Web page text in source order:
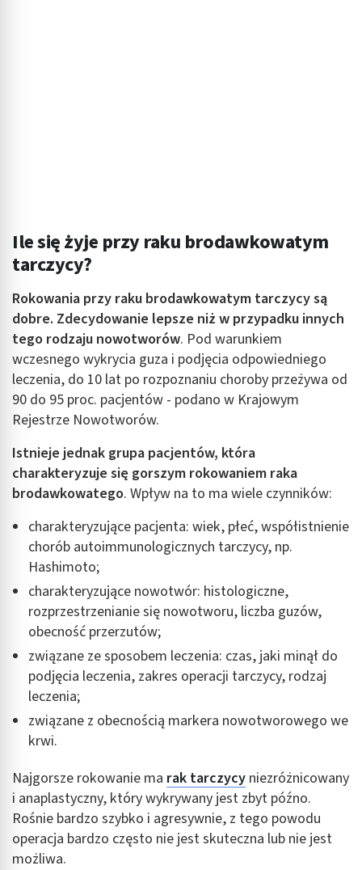
Ile się żyje przy raku brodawkowatym
tarczycy?
Rokowania przy raku brodawkowatym tarczycy są
dobre. Zdecydowanie lepsze niż w przypadku innych
tego rodzaju nowotworów. Pod warunkiem
wczesnego wykrycia guza i podjęcia odpowiedniego
leczenia, do 10 lat po rozpoznaniu choroby przeżywa od
90 do 95 proc. pacjentów - podano w Krajowym
Rejestrze Nowotworów.
Istnieje jednak grupa pacjentów, która
charakteryzuje się gorszym rokowaniem raka
brodawkowatego. Wpływ na to ma wiele czynników:
charakteryzujące pacjenta: wiek, płeć, współistnienie
chorób autoimmunologicznych tarczycy, np.
Hashimoto;
charakteryzujące nowotwór: histologiczne,
rozprzestrzenianie się nowotworu, liczba guzów,
obecność przerzutów;
związane ze sposobem leczenia: czas, jaki minął do
podjęcia leczenia, zakres operacji tarczycy, rodzaj
leczenia;
związane z obecnością markera nowotworowego we
krwi.
Najgorsze rokowanie ma rak tarczycy niezróżnicowany
i anaplastyczny, który wykrywany jest zbyt późno.
Rośnie bardzo szybko i agresywnie, z tego powodu
operacja bardzo często nie jest skuteczna lub nie jest
możliwa.